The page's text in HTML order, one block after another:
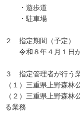
・遊歩
・駐車
２ 指定期間（予定）
令和８年４月１日か
３ 指定管理者が行う
（１）三重県上野森
（２）三重県上野森
る業務